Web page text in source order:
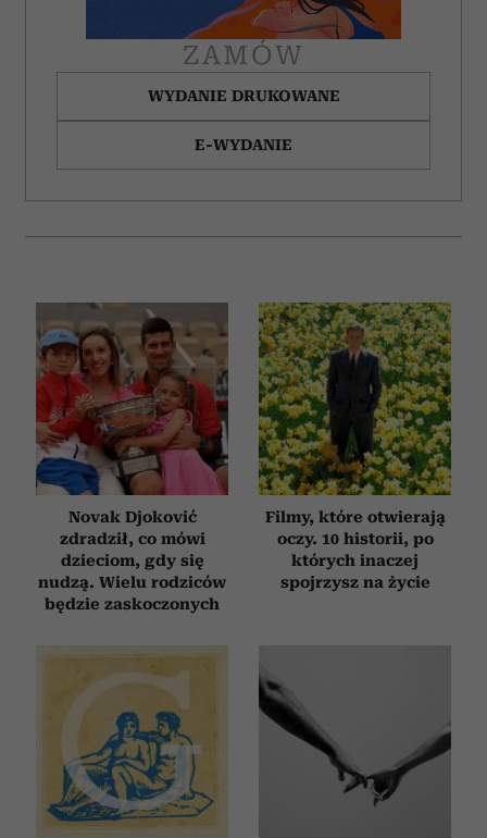
ZAMÓW
WYDANIE DRUKOWANE
E-WYDANIE
Novak Djoković
zdradził, co mówi
dzieciom, gdy się
nudzą. Wielu rodziców
będzie zaskoczonych
Filmy, które otwierają
oczy. 10 historii, po
których inaczej
spojrzysz na życie